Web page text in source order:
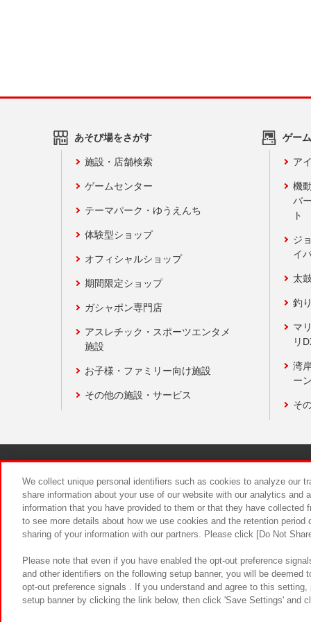
あそび場をさがす
施設・店舗検索
ゲームセンター
テーマパーク・ゆうえんち
体験型ショップ
オフィシャルショップ
期間限定ショップ
ガシャポン専門店
アスレチック・スポーツエンタメ
施設
お子様・ファミリー向け施設
その他の施設・サービス
ゲー
ア
機
バ
ト
ジ
イ
太
釣
マ
リ
湾
ー
そ
食品のご
We collect unique personal identifiers such as cookies to analyze our
share information about your use of our website with our analytics and
information that you have provided to them or that they have
to see more details about how we use cookies and the retention
sharing of your information with our partners. Please click [Do Not
Please note that even if you have enabled the opt-out preference
and other identifiers on the following setup banner, you will be
opt-out preference signals . If you understand and agree to this
setup banner by clicking the link below, then click 'Save Settings' and